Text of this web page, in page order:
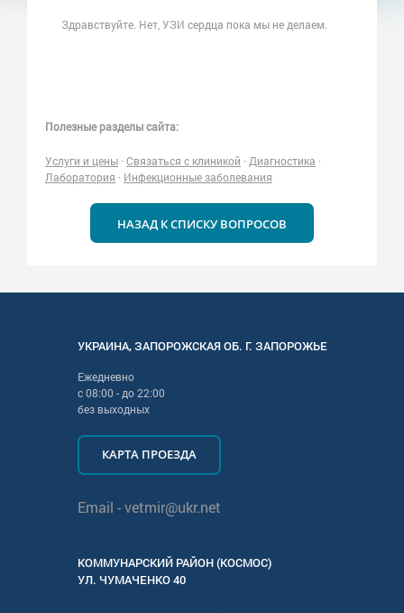
Здравствуйте. Нет, УЗИ сердца пока мы не делаем.
Полезные разделы сайта:
Услуги и цены · Связаться с клиникой · Диагностика ·
Лаборатория · Инфекционные заболевания
НАЗАД К СПИСКУ ВОПРОСОВ
УКРАИНА,ЗАПОРОЖСКАЯОБ. Г. ЗАПОРОЖЬЕ
Ежедневно
с08:00 - до22:00
без выходных
КАРТА ПРОЕЗДА
Email -vetmir@ukr.net
КОММУНАРСКИЙ РАЙОН (КОСМОС)
УЛ. ЧУМАЧЕНКО 40